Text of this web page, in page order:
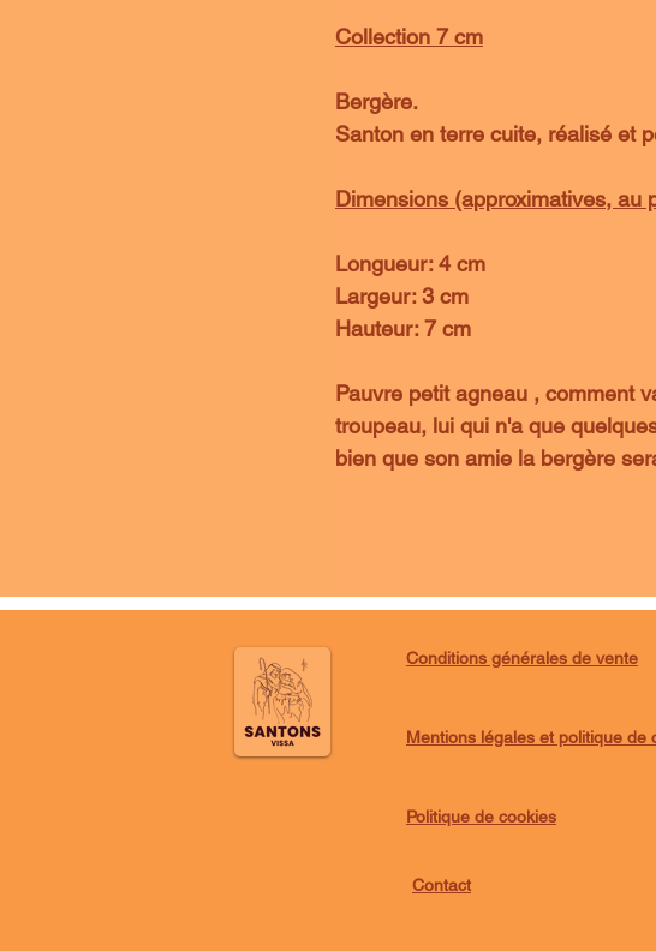
Collection 7 cm
Bergère.
Santon en terre cuite, réalisé et
Dimensions (approximatives, au
Longueur: 4 cm
Largeur: 3 cm
Hauteur: 7 cm
Pauvre petit agneau , comment
troupeau, lui qui n'a que
bien que son amie la bergère
Conditions générales de vente
Mentions légales et politique de
Politique de cookies
Contact